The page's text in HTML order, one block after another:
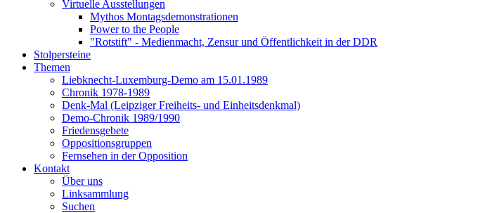
Virtuelle Ausstellungen
Mythos Montagsdemonstrationen
Power to the People
"Rotstift" - Medienmacht, Zensur und Öffentlichkeit in der DDR
Stolpersteine
Themen
Liebknecht-Luxemburg-Demo am 15.01.1989
Chronik 1978-1989
Denk-Mal (Leipziger Freiheits- und Einheitsdenkmal)
Demo-Chronik 1989/1990
Friedensgebete
Oppositionsgruppen
Fernsehen in der Opposition
Kontakt
Über uns
Linksammlung
Suchen